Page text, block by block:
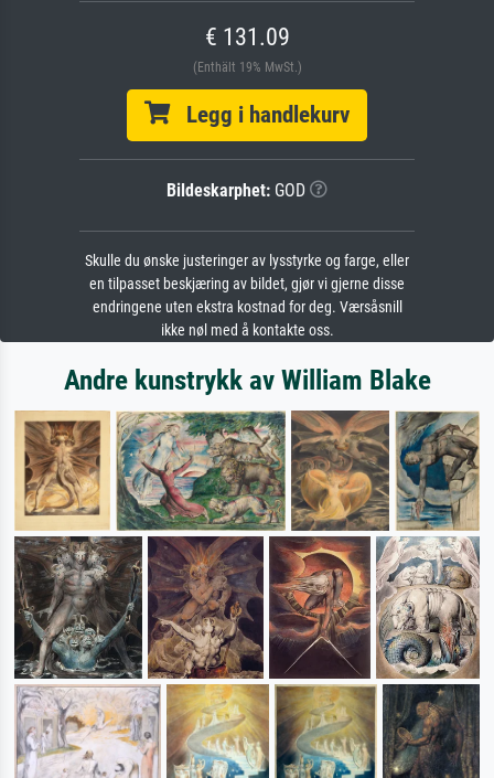
€ 131.09
(Enthält 19% MwSt.)
Legg i handlekurv
Bildeskarphet: GOD
Skulle du ønske justeringer av lysstyrke og farge, eller
en tilpasset beskjæring av bildet, gjør vi gjerne disse
endringene uten ekstra kostnad for deg. Værsåsnill
ikke nøl med å kontakte oss.
Andre kunstrykk av William Blake